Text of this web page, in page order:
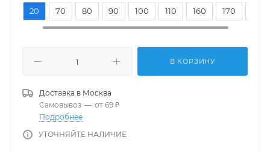
20 70 80 90 100 110 160 170
В КОРЗИНУ
Доставка в Москва
Самовывоз — от 69 ₽
Подробнее
УТОЧНЯЙТЕ НАЛИЧИЕ